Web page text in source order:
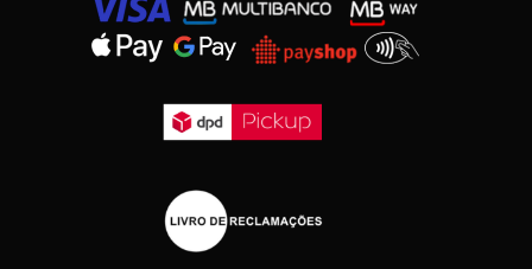
Ver Carrinho